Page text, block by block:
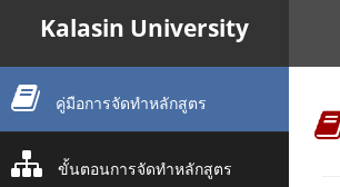
Kalasin University
คู่มือการจัดทำหลักสูตร
ขั้นตอนการจัดทำหลักสูตร